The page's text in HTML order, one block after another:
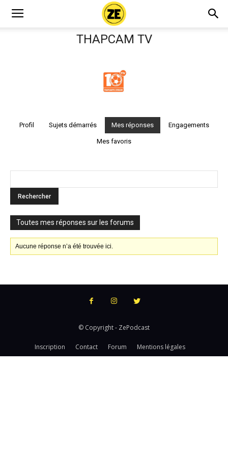
THAPCAM TV
Profil Sujets démarrés Mes réponses Engagements
Mes favoris
Toutes mes réponses sur les forums
Aucune réponse n’a été trouvée ici.
© Copyright - ZePodcast
Inscription Contact Forum Mentions légales